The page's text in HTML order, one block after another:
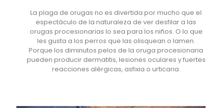
La plaga de orugas no es divertida por mucho que el
espectáculo de la naturaleza de ver desfilar a las
orugas procesionarias lo sea para los niños. O lo que
les gusta a los perros que las olisquean o lamen.
Porque los diminutos pelos de la oruga procesionaria
pueden producir dermatitis, lesiones oculares y fuertes
reacciones alérgicas, asfixia o urticaria.